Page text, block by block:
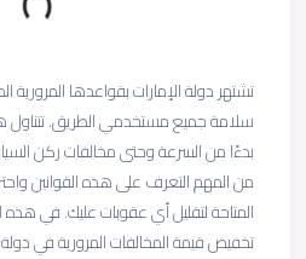
تشتهر دولة الإمارات بقواعدها المرورية
سلامة جميع مستخدمي الطريق. تتناول
بدءًا من السرعة وحتى مخالفات ركن
من المهم التعرف على هذه القوانين
المتاحة لتقليل أي عقوبات عليك. في هذه
تخفيض قيمة المخالفات المرورية في